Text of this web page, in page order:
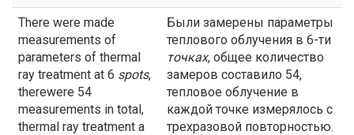
There were made
measurements of
parameters of thermal
ray treatment at 6 spots,
therewere 54
measurements in total,
thermal ray treatment a
Были замерены параметры
теплового облучения в 6-ти
точках, общее количество
замеров составило 54,
тепловое облучение в
каждой точке измерялось с
трехразовой повторностью.